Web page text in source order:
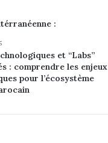
:
et “Labs”
: comprendre les enjeux
pour l’écosystème